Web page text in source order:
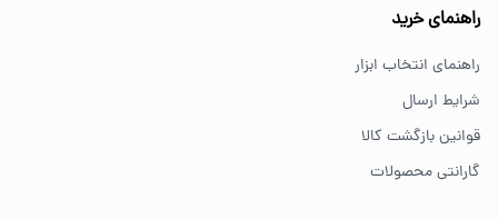
راهنمای خرید
راهنمای انتخاب ابزار
شرایط ارسال
قوانین بازگشت کالا
گارانتی محصولات